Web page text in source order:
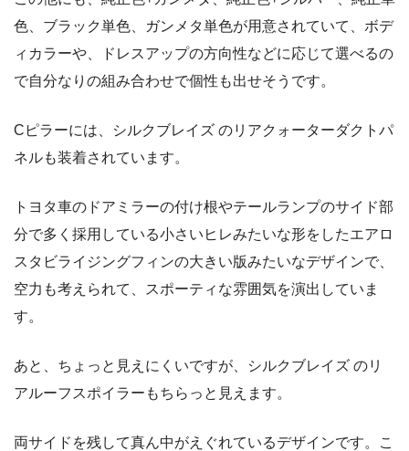
色、ブラック単色、ガンメタ単色が用意されていて、ボデ
ィカラーや、ドレスアップの方向性などに応じて選べるの
で自分なりの組み合わせで個性も出せそうです。
Cピラーには、シルクブレイズ のリアクォーターダクトパ
ネルも装着されています。
トヨタ車のドアミラーの付け根やテールランプのサイド部
分で多く採用している小さいヒレみたいな形をしたエアロ
スタビライジングフィンの大きい版みたいなデザインで、
空力も考えられて、スポーティな雰囲気を演出していま
す。
あと、ちょっと見えにくいですが、シルクブレイズ のリ
アルーフスポイラーもちらっと見えます。
両サイドを残して真ん中がえぐれているデザインです。こ